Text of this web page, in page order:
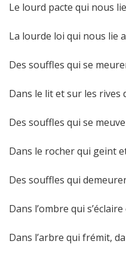
Le lourd pacte qui nous
La lourde loi qui nous lie
Des souffles qui se
Dans le lit et sur les rives
Des souffles qui se
Dans le rocher qui geint
Des souffles qui
Dans l’ombre qui
Dans l’arbre qui frémit,